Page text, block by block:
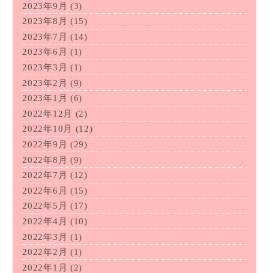
2023年9月 (3)
2023年8月 (15)
2023年7月 (14)
2023年6月 (1)
2023年3月 (1)
2023年2月 (9)
2023年1月 (6)
2022年12月
(2)
2022年10月
(12)
2022年9月 (29)
2022年8月 (9)
2022年7月 (12)
2022年6月 (15)
2022年5月 (17)
2022年4月 (10)
2022年3月 (1)
2022年2月 (1)
2022年1月 (2)